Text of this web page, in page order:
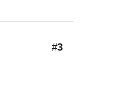
#3